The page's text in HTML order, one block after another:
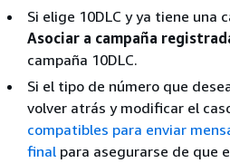
Si elige 10DLC y ya tiene una
Asociar a campaña
campaña 10DLC.
Si el tipo de número que
volver atrás y modificar el
compatibles para enviar
final para asegurarse de que